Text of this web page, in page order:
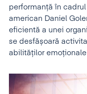
performanță în
american Daniel
eficientă a unei
se desfășoară
abilităţilor